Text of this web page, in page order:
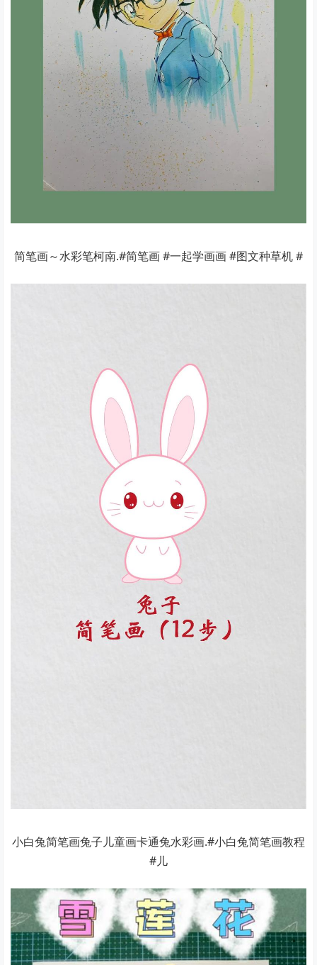
简笔画～水彩笔柯南.#简笔画 #一起学画画 #图文种草机 #
小白兔简笔画兔子儿童画卡通兔水彩画.#小白兔简笔画教程
#儿